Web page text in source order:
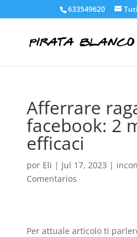
633549620
Afferrare
facebook: 2
efficaci
por Eli | Jul 17, 2023 |
Comentarios
Per attuale articolo ti